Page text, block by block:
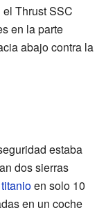
Thrust SSC
en la parte
abajo contra la
estaba
dos sierras
titanioen solo 10
en un coche